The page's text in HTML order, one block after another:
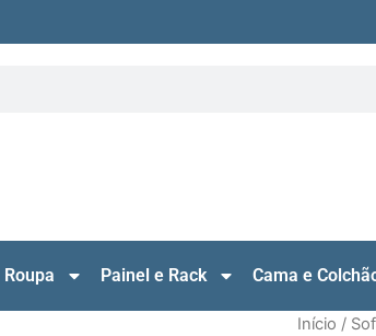
Painel e Rack Cama e
Início /